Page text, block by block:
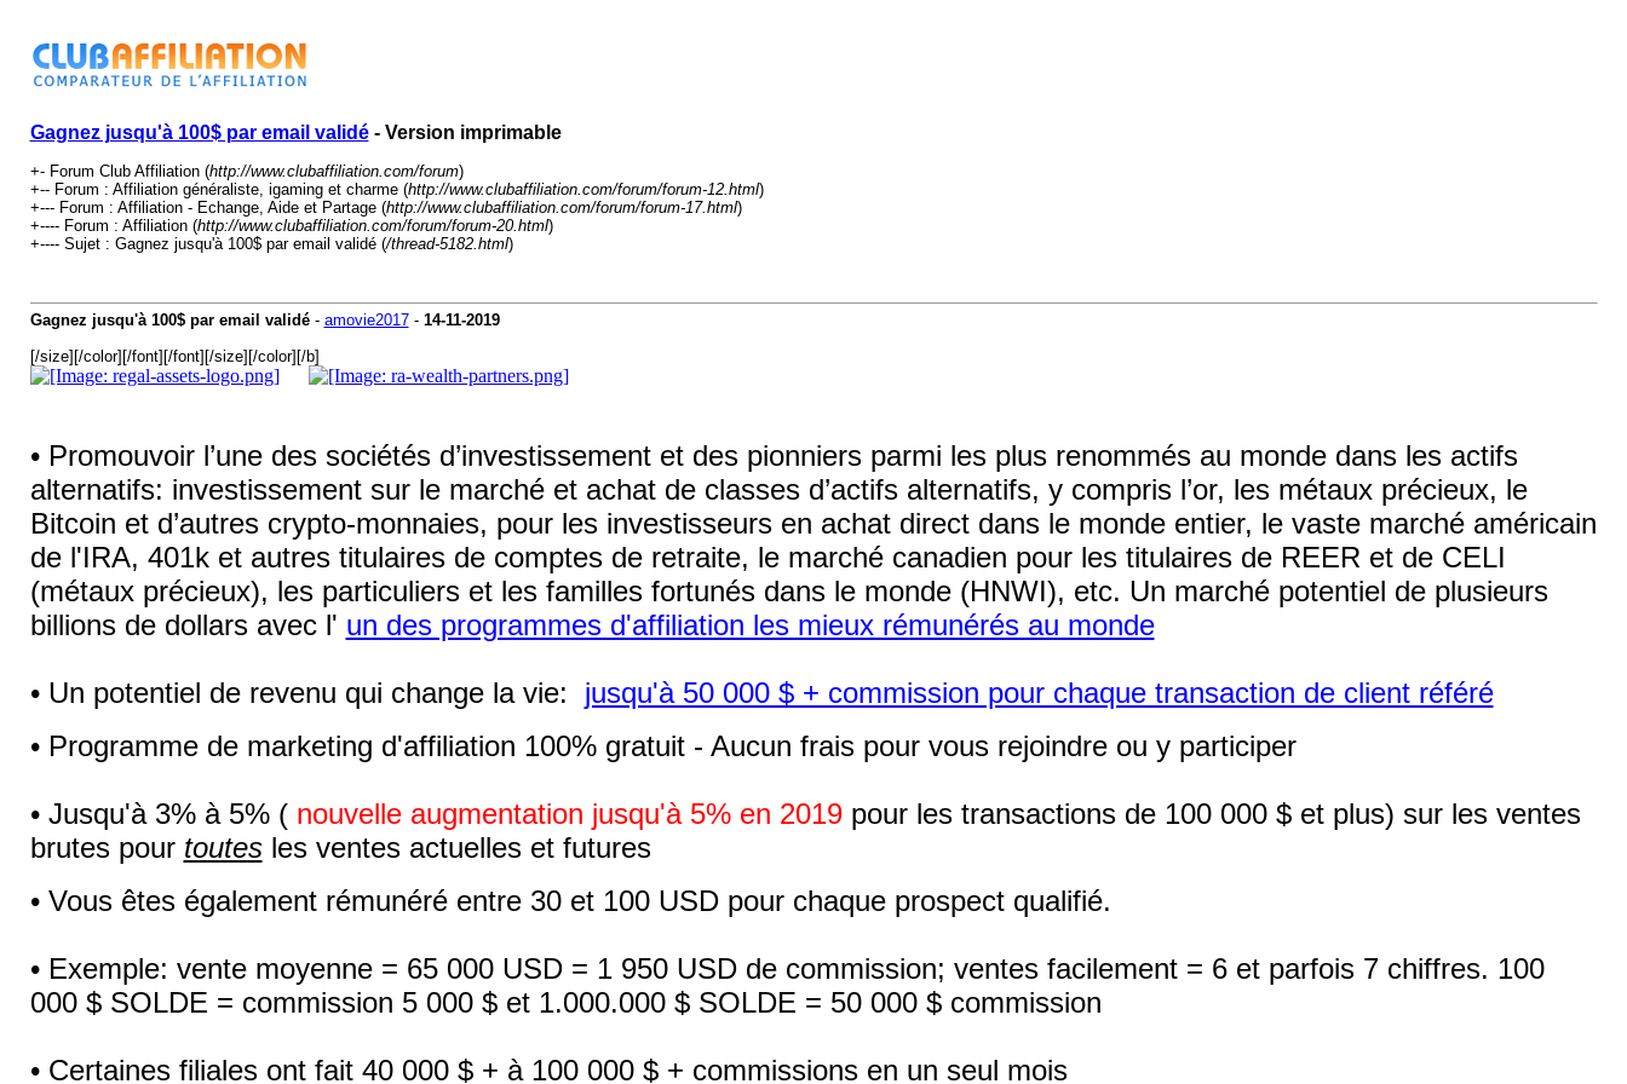
Gagnez jusqu'à 100$ par email validé- Version imprimable
+- Forum Club Affiliation (http://www.clubaffiliation.com/forum)
+-- Forum : Affiliation généraliste, igaming et charme (http://www.clubaffiliation.com/forum/forum-12.html)
+--- Forum : Affiliation - Echange, Aide et Partage (http://www.clubaffiliation.com/forum/forum-17.html)
+---- Forum : Affiliation (http://www.clubaffiliation.com/forum/forum-20.html)
+---- Sujet : Gagnez jusqu'à 100$ par email validé (/thread-5182.html)
Gagnez jusqu'à 100$ par email validé- amovie2017- 14-11-2019
[/size][/color][/font][/font][/size][/color][/b]
• Promouvoir l’une des sociétés d’investissement et des pionniers parmi les plus renommés au monde dans les actifs
alternatifs: investissement sur le marché et achat de classes d’actifs alternatifs, y compris l’or, les métaux précieux, le
Bitcoin et d’autres crypto-monnaies, pour les investisseurs en achat direct dans le monde entier, le vaste marché américain
de l'IRA, 401k et autres titulaires de comptes de retraite, le marché canadien pour les titulaires de REER et de CELI
(métaux précieux), les particuliers et les familles fortunés dans le monde (HNWI), etc. Un marché potentiel de plusieurs
billions de dollars avec l' un des programmes d'affiliation les mieux rémunérés au monde
• Un potentiel de revenu qui change la vie: jusqu'à 50 000 $ + commission pour chaque transaction de client référé
• Programme de marketing d'affiliation 100% gratuit - Aucun frais pour vous rejoindre ou y participer
• Jusqu'à 3% à 5% ( nouvelle augmentation jusqu'à 5% en 2019pour les transactions de 100 000 $ et plus) sur les ventes
brutes pour toutesles ventes actuelles et futures
• Vous êtes également rémunéré entre 30 et 100 USD pour chaque prospect qualifié.
• Exemple: vente moyenne = 65 000 USD = 1 950 USD de commission; ventes facilement = 6 et parfois 7 chiffres. 100
000 $ SOLDE = commission 5 000 $ et 1.000.000 $ SOLDE = 50 000 $ commission
• Certaines filiales ont fait 40 000 $ + à 100 000 $ + commissions en un seul mois